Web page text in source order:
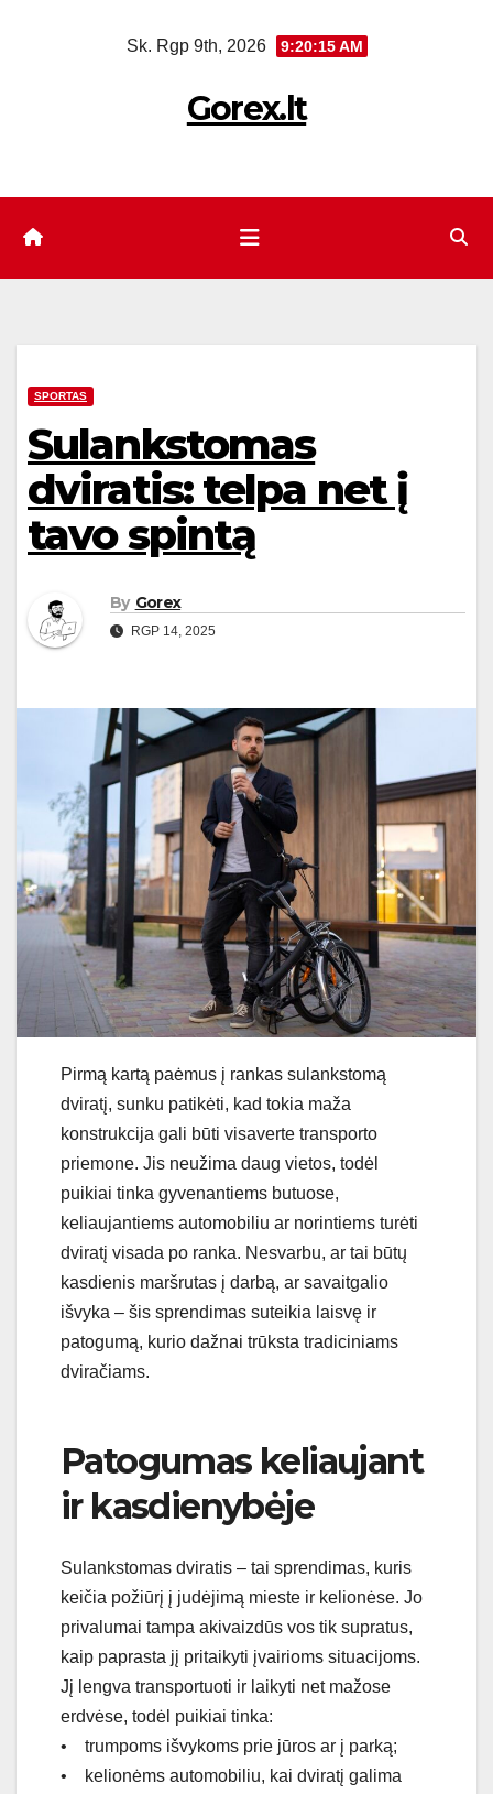
Sk. Rgp 9th, 2026 9:20:16 AM
Gorex.lt
SPORTAS
Sulankstomas
dviratis: telpa net į
tavo spintą
By Gorex
RGP 14, 2025
Pirmą kartą paėmus į rankas sulankstomą
dviratį, sunku patikėti, kad tokia maža
konstrukcija gali būti visaverte transporto
priemone. Jis neužima daug vietos, todėl
puikiai tinka gyvenantiems butuose,
keliaujantiems automobiliu ar norintiems turėti
dviratį visada po ranka. Nesvarbu, ar tai būtų
kasdienis maršrutas į darbą, ar savaitgalio
išvyka – šis sprendimas suteikia laisvę ir
patogumą, kurio dažnai trūksta tradiciniams
dviračiams.
Patogumas keliaujant
ir kasdienybėje
Sulankstomas dviratis – tai sprendimas, kuris
keičia požiūrį į judėjimą mieste ir kelionėse. Jo
privalumai tampa akivaizdūs vos tik supratus,
kaip paprasta jį pritaikyti įvairioms situacijoms.
Jį lengva transportuoti ir laikyti net mažose
erdvėse, todėl puikiai tinka:
• trumpoms išvykoms prie jūros ar į parką;
• kelionėms automobiliu, kai dviratį galima